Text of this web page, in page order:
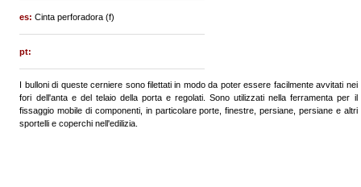
es:Cinta perforadora (f)
pt:
I bulloni di queste cerniere sono filettati in modo da poter essere facilmente avvitati nei
fori dell'anta e del telaio della porta e regolati. Sono utilizzati nella ferramenta per il
fissaggio mobile di componenti, in particolare porte, finestre, persiane, persiane e altri
sportelli e coperchi nell'edilizia.